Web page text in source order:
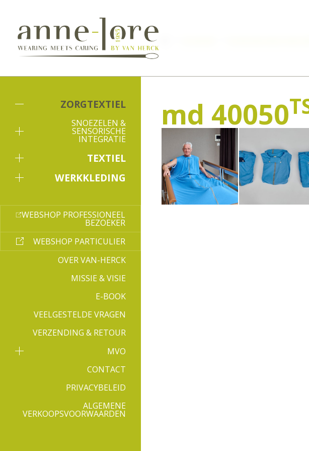
ZORGTEXTIEL
SNOEZELEN &
SENSORISCHE
INTEGRATIE
TEXTIEL
WERKKLEDING
WEBSHOP PROFESSIONEEL
BEZOEKER
WEBSHOP PARTICULIER
OVER VAN-HERCK
MISSIE & VISIE
E-BOOK
VEELGESTELDE VRAGEN
VERZENDING & RETOUR
MVO
CONTACT
PRIVACYBELEID
ALGEMENE
VERKOOPSVOORWAARDEN
md 40050